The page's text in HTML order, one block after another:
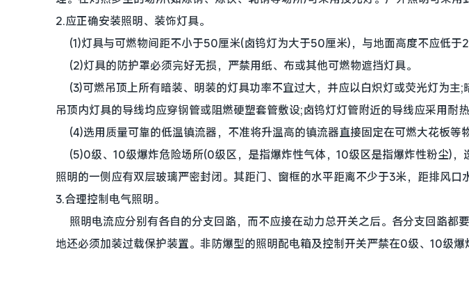
2.应正确安装照明、装饰灯具。
(1)灯具与可燃物间距不小于50厘米(卤钨灯为大于50厘米)，与地面高度不应低于
(2)灯具的防护罩必须完好无损，严禁用纸、布或其他可燃物遮挡灯具。
(3)可燃吊顶上所有暗装、明装的灯具功率不宜过大，并应以白炽灯或荧光灯为
吊顶内灯具的导线均应穿钢管或阻燃硬塑套管敷设;卤钨灯灯管附近的导线应采用耐
(4)选用质量可靠的低温镇流器，不准将升温高的镇流器直接固定在可燃大花板等
(5)0级、10级爆炸危险场所(0级区，是指爆炸性气体，10级区是指爆炸性粉尘)
照明的一侧应有双层玻璃严密封闭。其距门、窗框的水平距离不少于3米，距排风口
3.合理控制电气照明。
照明电流应分别有各自的分支回路，而不应接在动力总开关之后。各分支回路都
地还必须加装过载保护装置。非防爆型的照明配电箱及控制开关严禁在0级、10级